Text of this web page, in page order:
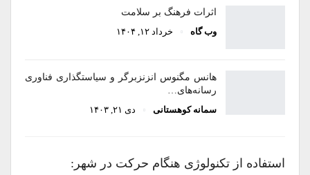
اثرات فرهنگ بر سلامت
وب گاه
خرداد ۱۲, ۱۴۰۴
هانس مگنوس انزنزبرگر و سیاستگذاری فناوری
رسانه‌های…
سمانه کوهستانی
دی ۲۱, ۱۴۰۳
استفاده از تکنولوژی هنگام حرکت در شهر: